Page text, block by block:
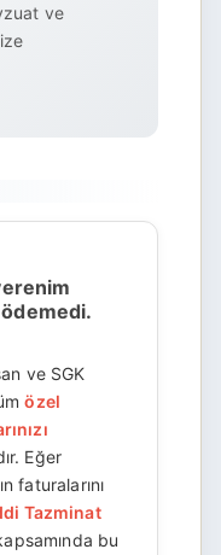
ve
ve SGK
özel
Eğer
faturalarını
Tazminat
bu